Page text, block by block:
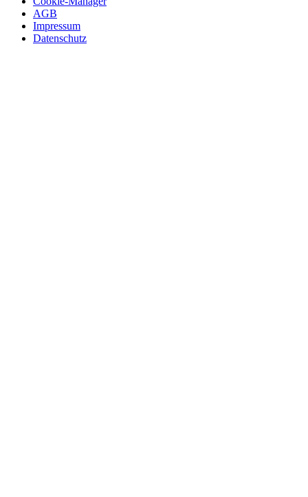
AGB
Impressum
Datenschutz